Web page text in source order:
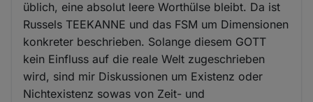
üblich, eine absolut leere Worthülse bleibt. Da ist
Russels TEEKANNE und das FSM um Dimensionen
konkreter beschrieben. Solange diesem GOTT
kein Einfluss auf die reale Welt zugeschrieben
wird, sind mir Diskussionen um Existenz oder
Nichtexistenz sowas von Zeit- und